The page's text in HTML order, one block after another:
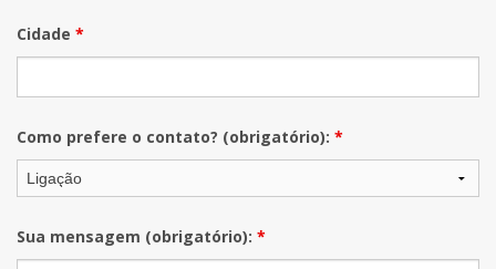
Cidade *
Como prefere o contato? (obrigatório): *
Sua mensagem (obrigatório): *